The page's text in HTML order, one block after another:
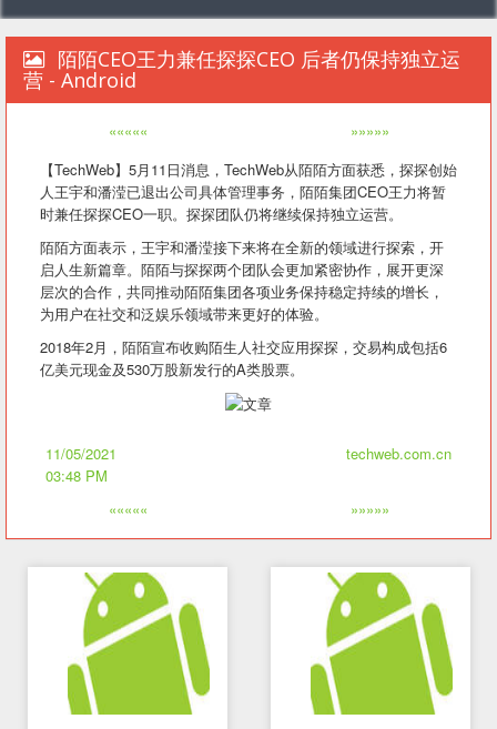
陌陌CEO王力兼任探探CEO 后者仍保持独立运
营 - Android
«««««
»»»»»
【TechWeb】5月11日消息，TechWeb从陌陌方面获悉，探探创始
人王宇和潘滢已退出公司具体管理事务，陌陌集团CEO王力将暂
时兼任探探CEO一职。探探团队仍将继续保持独立运营。
陌陌方面表示，王宇和潘滢接下来将在全新的领域进行探索，开
启人生新篇章。陌陌与探探两个团队会更加紧密协作，展开更深
层次的合作，共同推动陌陌集团各项业务保持稳定持续的增长，
为用户在社交和泛娱乐领域带来更好的体验。
2018年2月，陌陌宣布收购陌生人社交应用探探，交易构成包括6
亿美元现金及530万股新发行的A类股票。
11/05/2021
03:48 PM
techweb.com.cn
««««« »»»»»